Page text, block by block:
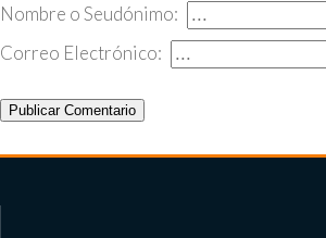
Nombre o Seudónimo:
Correo Electrónico:
Publicar Comentario